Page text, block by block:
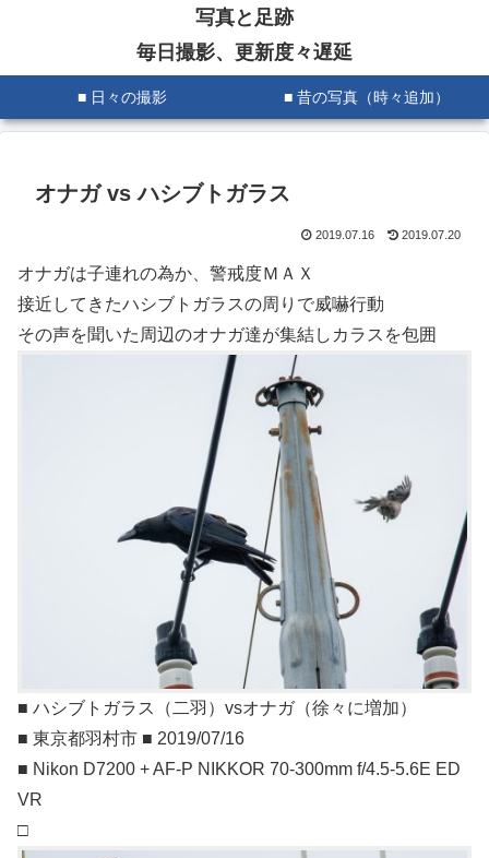
写真と足跡
毎日撮影、更新度々遅延
■ 日々の撮影 ■ 昔の写真（時々追加）
オナガ vs ハシブトガラス
2019.07.16 2019.07.20
オナガは子連れの為か、警戒度ＭＡＸ
接近してきたハシブトガラスの周りで威嚇行動
その声を聞いた周辺のオナガ達が集結しカラスを包囲
■ ハシブトガラス（二羽）vsオナガ（徐々に増加）
■ 東京都羽村市 ■ 2019/07/16
■ Nikon D7200 + AF-P NIKKOR 70-300mm f/4.5-5.6E ED
VR
□